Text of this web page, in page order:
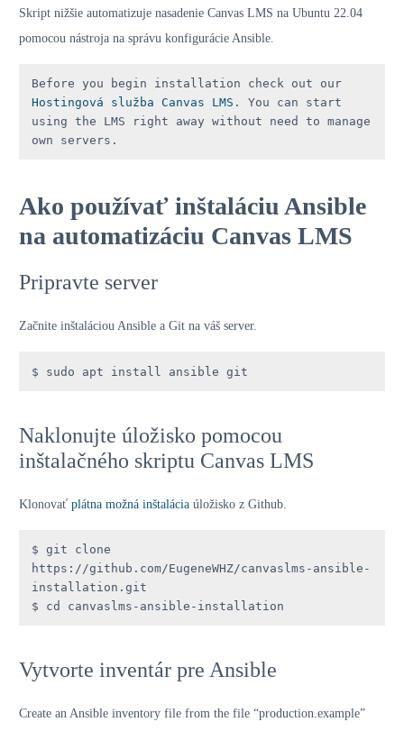
Skript nižšie automatizuje nasadenie Canvas LMS na Ubuntu 22.04
pomocou nástroja na správu konfigurácie Ansible.
Hostingová služba Canvas LMS . You can start
using the LMS right away without need to manage
own servers.
Ako používať inštaláciu Ansible
na automatizáciu Canvas LMS
Pripravte server
Začnite inštaláciou Ansible a Git na váš server.
$ sudo apt install ansible git
Naklonujte úložisko pomocou
inštalačného skriptu Canvas LMS
Klonovať plátna možná inštalácia úložisko z Github.
$ git clone
https://github.com/EugeneWHZ/canvaslms-ansible-
installation.git
$ cd canvaslms-ansible-installation
Vytvorte inventár pre Ansible
Create an Ansible inventory file from the file “production.example”